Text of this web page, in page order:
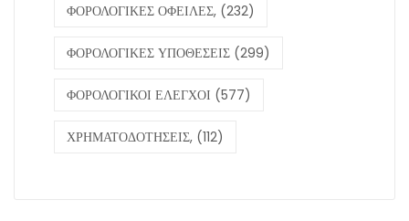
ΦΟΡΟΛΟΓΙΚΕΣ ΟΦΕΙΛΕΣ, (232)
ΦΟΡΟΛΟΓΙΚΕΣ ΥΠΟΘΕΣΕΙΣ (299)
ΦΟΡΟΛΟΓΙΚΟΙ ΕΛΕΓΧΟΙ (577)
ΧΡΗΜΑΤΟΔΟΤΗΣΕΙΣ, (112)